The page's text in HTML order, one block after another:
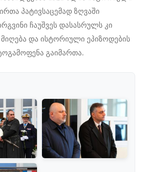
პატივსაცემად ზღვაში
ჩაუშვეს დასასრულს კი
და ისტორიული ეპიზოდების
გაიმართა.